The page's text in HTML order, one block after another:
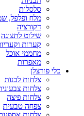
סלסלות
מלח ופלפל,
דקורציה
שילוט לתצוגה
קערות
מחממי אוכל
מאפרות
כלי פורצלן
צלחות לבנות
צלחות
צלחות פיצה
צפחה טבעית